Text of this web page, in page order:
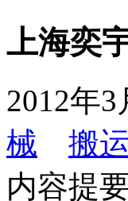
上海奕
2012年3
械
搬
内容提要